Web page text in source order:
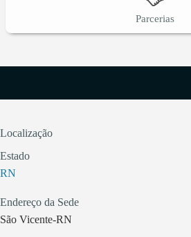
Parcerias
Localização
Estado
RN
Endereço da Sede
São Vicente-RN